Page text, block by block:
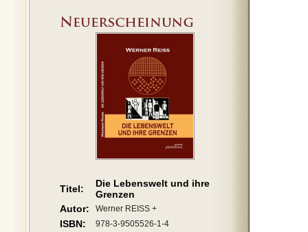
Titel:
Die Lebenswelt und ihre
Grenzen
Autor:
Werner REISS +
ISBN: 978-3-9505526-1-4